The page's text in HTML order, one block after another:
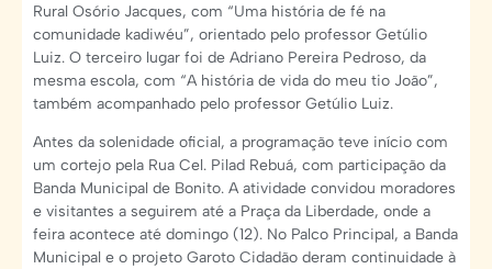
Rural Osório Jacques, com “Uma história de fé na
comunidade kadiwéu”, orientado pelo professor Getúlio
Luiz. O terceiro lugar foi de Adriano Pereira Pedroso, da
mesma escola, com “A história de vida do meu tio João”,
também acompanhado pelo professor Getúlio Luiz.
Antes da solenidade oficial, a programação teve início com
um cortejo pela Rua Cel. Pilad Rebuá, com participação da
Banda Municipal de Bonito. A atividade convidou moradores
e visitantes a seguirem até a Praça da Liberdade, onde a
feira acontece até domingo (12). No Palco Principal, a Banda
Municipal e o projeto Garoto Cidadão deram continuidade à